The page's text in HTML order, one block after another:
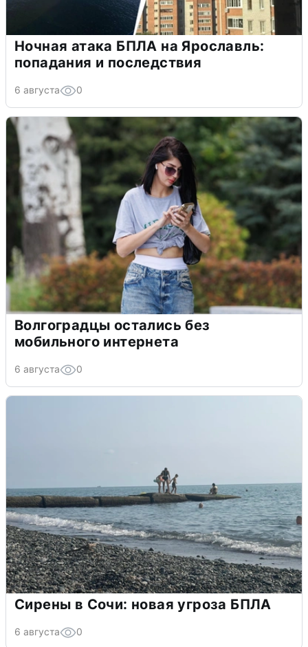
Ночная атака БПЛА на Ярославль:
попадания и последствия
6 августа 0
Волгоградцы остались без
мобильного интернета
6 августа 0
Сирены в Сочи: новая угроза БПЛА
6 августа 0